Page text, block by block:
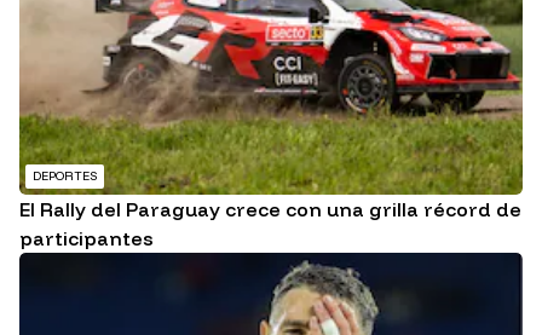
DEPORTES
El Rally del Paraguay crece con una grilla récord de
participantes